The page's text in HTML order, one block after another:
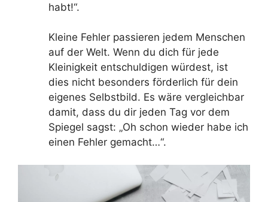
habt!“.
Kleine Fehler passieren jedem Menschen
auf der Welt. Wenn du dich für jede
Kleinigkeit entschuldigen würdest, ist
dies nicht besonders förderlich für dein
eigenes Selbstbild. Es wäre vergleichbar
damit, dass du dir jeden Tag vor dem
Spiegel sagst: „Oh schon wieder habe ich
einen Fehler gemacht…“.